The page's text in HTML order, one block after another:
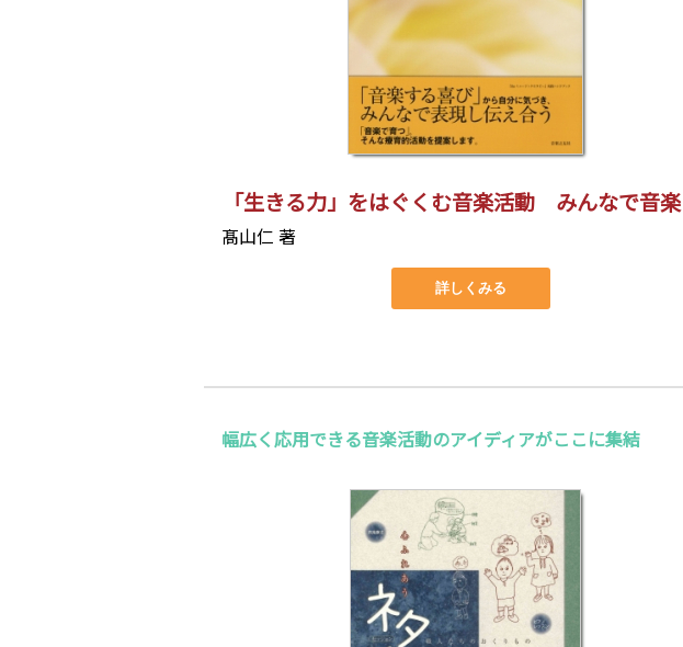
「生きる力」をはぐくむ音楽活動 みんなで音楽
髙山仁 著
詳しくみる
幅広く応用できる音楽活動のアイディアがここに集結